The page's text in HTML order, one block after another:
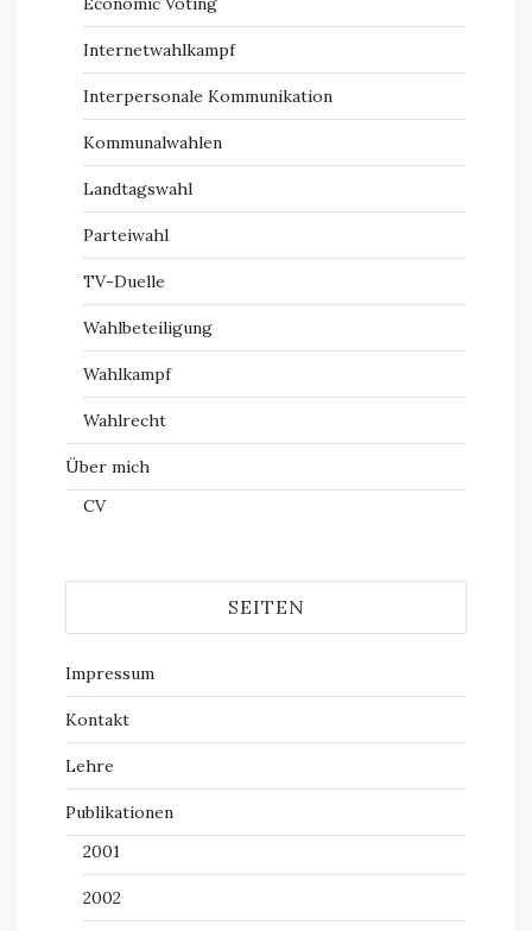
Internetwahlkampf
Interpersonale Kommunikation
Kommunalwahlen
Landtagswahl
Parteiwahl
TV-Duelle
Wahlbeteiligung
Wahlkampf
Wahlrecht
Über mich
CV
SEITEN
Impressum
Kontakt
Lehre
Publikationen
2001
2002